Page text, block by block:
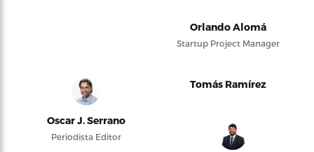
Orlando Alomá
Startup Project Manager
Oscar J. Serrano
Periodista Editor
Tomás Ramírez